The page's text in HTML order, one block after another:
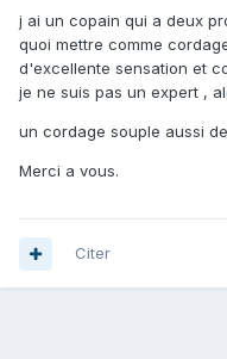
j ai un copain qui a deux
quoi mettre comme
d'excellente sensation et
je ne suis pas un expert ,
un cordage souple aussi
Merci a vous.
Citer